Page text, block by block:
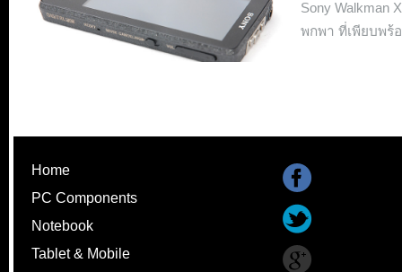
Sony Walkman
พกพา ที่เพียบพร้
Home
PC Components
Notebook
Tablet & Mobile